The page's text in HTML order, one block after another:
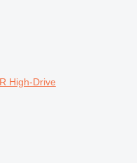
High-Drive